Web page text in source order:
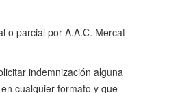
o parcial por A.A.C. Mercat
indemnización alguna
cualquier formato y que